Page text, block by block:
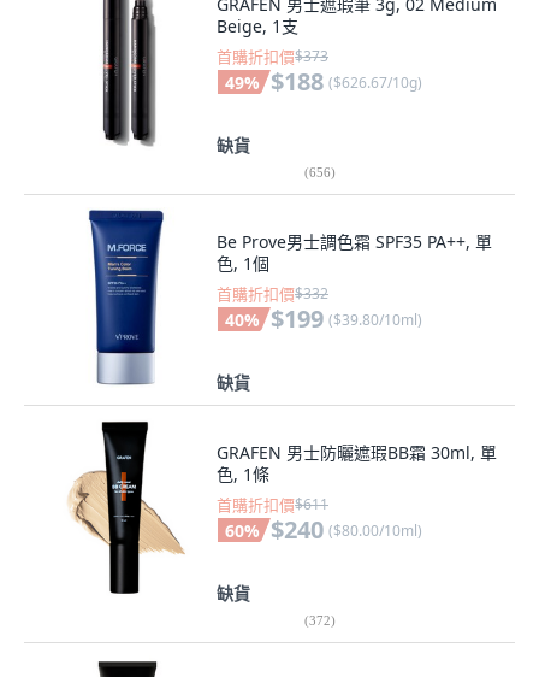
Beige, 1支
首購折扣價$373
49% $188 ($626.67/10g)
缺貨
(656)
Be Prove男士調色霜 SPF35 PA++, 單
色, 1個
首購折扣價$332
40% $199 ($39.80/10ml)
缺貨
GRAFEN 男士防曬遮瑕BB霜 30ml, 單
色, 1條
首購折扣價$611
60% $240 ($80.00/10ml)
缺貨
(372)